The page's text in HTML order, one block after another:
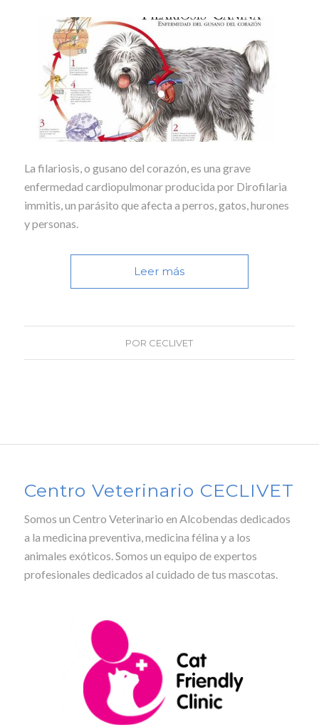
La filariosis, o gusano del corazón, es una grave
enfermedad cardiopulmonar producida por Dirofilaria
immitis, un parásito que afecta a perros, gatos, hurones
y personas.
Leer más
POR CECLIVET
Centro Veterinario CECLIVET
Somos un Centro Veterinario en Alcobendas dedicados
a la medicina preventiva, medicina félina y a los
animales exóticos. Somos un equipo de expertos
profesionales dedicados al cuidado de tus mascotas.